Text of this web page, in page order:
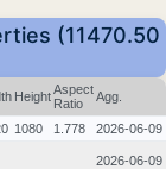
(11470.50
HeightAspect
Ratio
Agg.
1080 1.778 2026-06-09
2026-06-09